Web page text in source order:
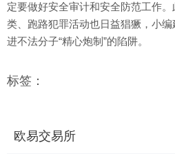
定要做好安全审计和安全防范工作
类、跑路犯罪活动也日益猖獗，小
进不法分子“精心炮制”的陷阱。
标签：
欧易交易所